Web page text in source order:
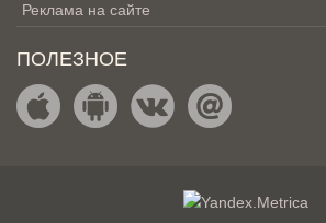
Реклама на сайте
ПОЛЕЗНОЕ